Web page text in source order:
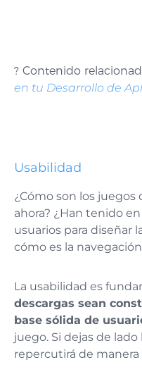
? Contenido
en tu Desarrollo de
Usabilidad
¿Cómo son los
ahora? ¿Han tenido
usuarios para diseñar
cómo es la
La usabilidad es
descargas sean
base sólida de
juego. Si dejas de
repercutirá de